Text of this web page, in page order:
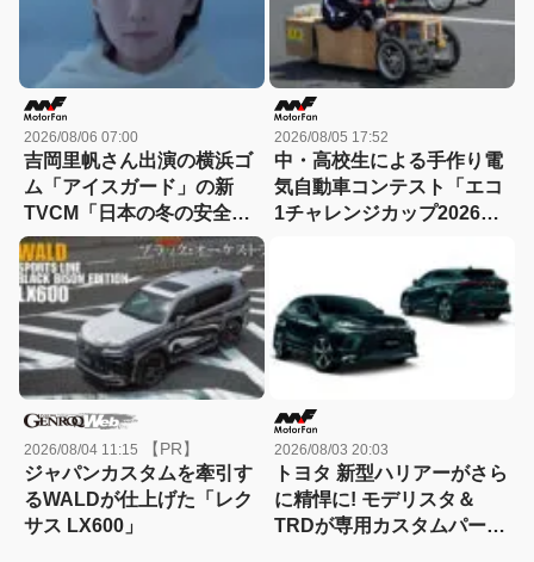
2026/08/06 07:00
吉岡里帆さん出演の横浜ゴ
ム「アイスガード」の新
TVCM「日本の冬の安全
は、スタッドレスタイヤが
守る。」が8月から放映開
始！
2026/08/05 17:52
中・高校生による手作り電
気自動車コンテスト「エコ
1チャレンジカップ2026」
2026/08/04 11:15 【PR】
ジャパンカスタムを牽引す
るWALDが仕上げた「レク
サス LX600」
2026/08/03 20:03
トヨタ 新型ハリアーがさら
に精悍に! モデリスタ＆
TRDが専用カスタムパーツ